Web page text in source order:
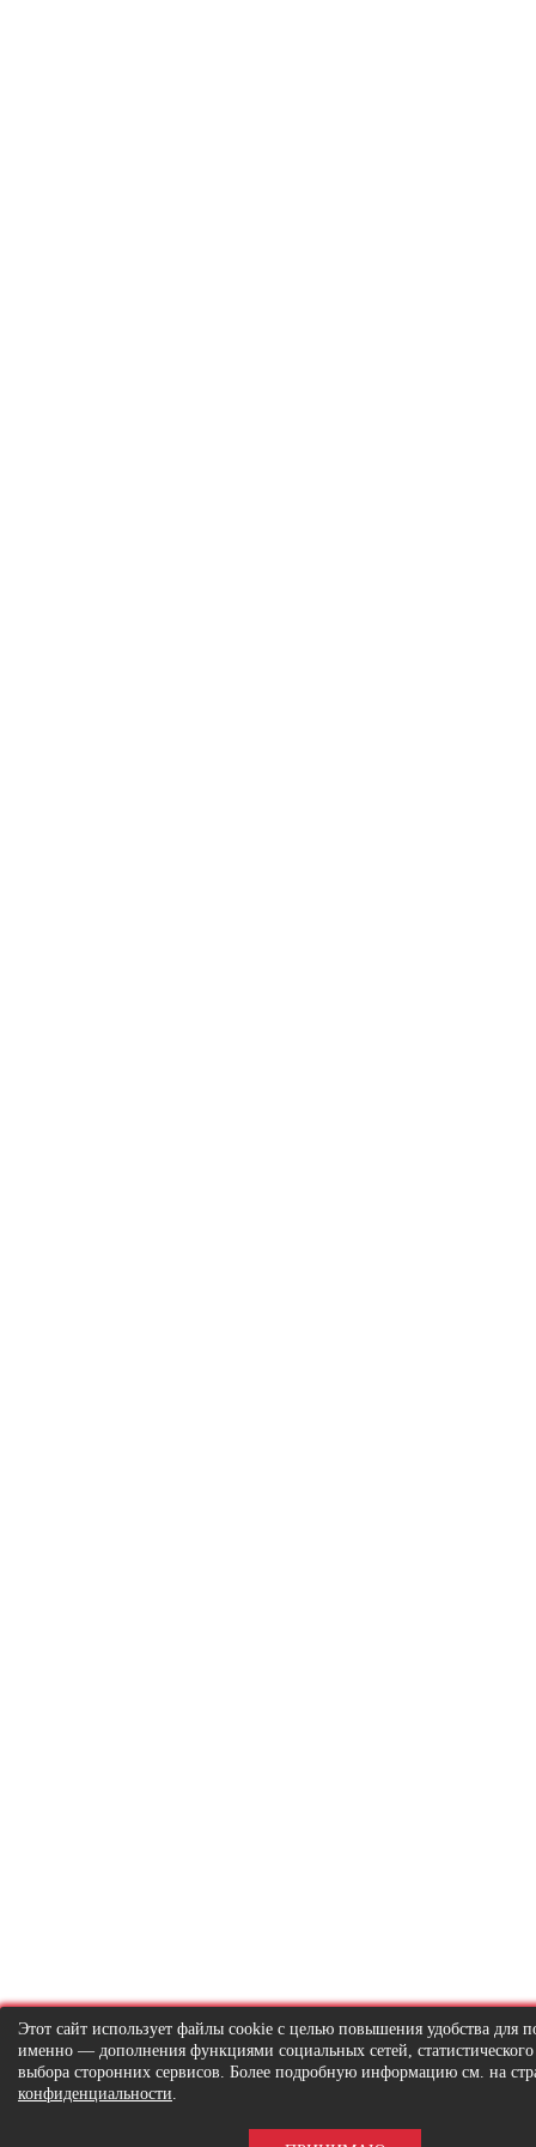
Этот сайт использует файлы cookie с целью повышения удобства для
именно — дополнения функциями социальных сетей, статистического
выбора сторонних сервисов. Более подробную информацию см. на
конфиденциальности.